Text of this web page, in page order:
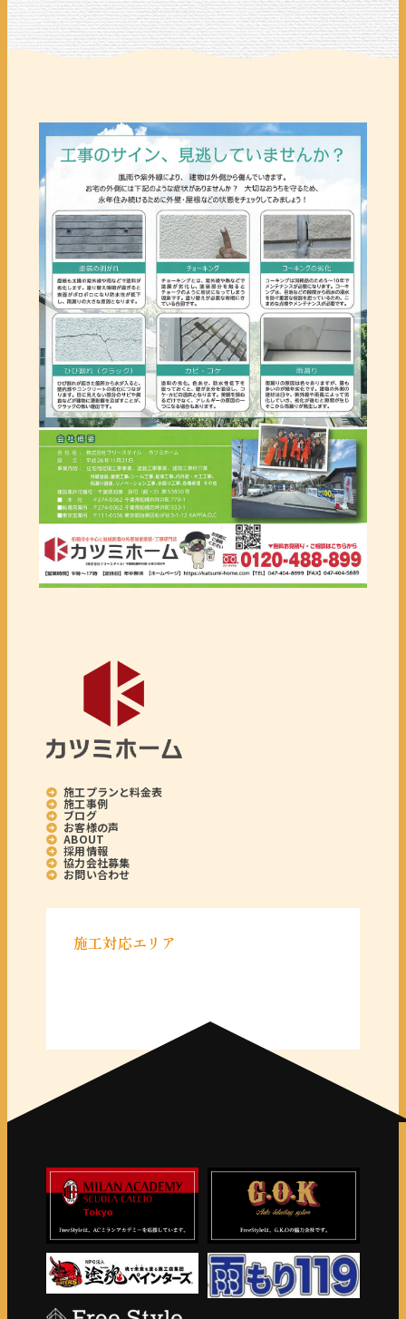
施工プランと料金表
施工事例
ブログ
お客様の声
ABOUT
採用情報
協力会社募集
お問い合わせ
施工対応エリア